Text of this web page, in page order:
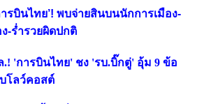
รบินไทย’! พบจ่ายสินบนนักการเมือง-
-ร่ำรวยผิดปกติ
.! 'การบินไทย' ชง 'รบ.บิ๊กตู่' อุ้ม 9 ข้อ
โลว์คอสต์